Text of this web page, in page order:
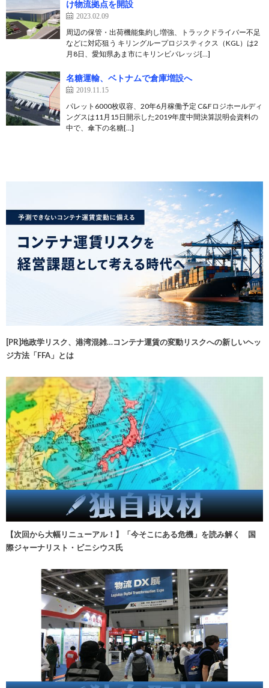
け物流拠点を開設
2023.02.09
周辺の保管・出荷機能集約し増強、トラックドライバー不足
などに対応狙う キリングループロジスティクス（KGL）は2
月8日、愛知県あま市にキリンビバレッジ[…]
名糖運輸、ベトナムで倉庫増設へ
2019.11.15
パレット6000枚収容、20年6月稼働予定 C&Fロジホールディ
ングスは11月15日開示した2019年度中間決算説明会資料の
中で、傘下の名糖[…]
[PR]地政学リスク、港湾混雑…コンテナ運賃の変動リスクへの新しいヘッ
ジ方法「FFA」とは
【次回から大幅リニューアル！】「今そこにある危機」を読み解く 国
際ジャーナリスト・ビニシウス氏